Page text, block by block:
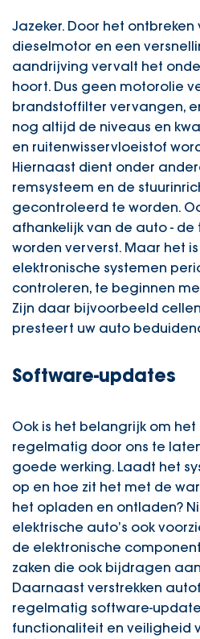
Jazeker. Door het
dieselmotor en een
aandrijving vervalt het
hoort. Dus geen motorolie
brandstoffilter vervangen,
nog altijd de niveaus en
en ruitenwisservloeistof
Hiernaast dient onder
remsysteem en de
gecontroleerd te worden.
afhankelijk van de auto - de
worden ververst. Maar het
elektronische systemen
controleren, te beginnen
Zijn daar bijvoorbeeld
presteert uw auto
Software-updates
Ook is het belangrijk om
regelmatig door ons te
goede werking. Laadt het
op en hoe zit het met de
het opladen en ontladen?
elektrische auto’s ook
de elektronische
zaken die ook bijdragen
Daarnaast verstrekken
regelmatig software-
functionaliteit en veiligheid